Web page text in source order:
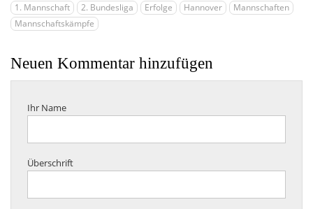
1. Mannschaft 2. Bundesliga Erfolge Hannover
Mannschaften
Mannschaftskämpfe
Neuen Kommentar hinzufügen
Ihr Name
Überschrift